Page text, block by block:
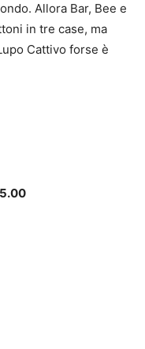
Allora Bar, Bee e
in tre case, ma
Cattivo forse è